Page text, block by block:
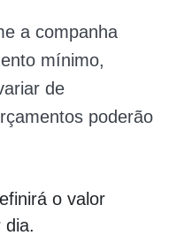
a companha
mínimo,
de
poderão
o valor
dia.